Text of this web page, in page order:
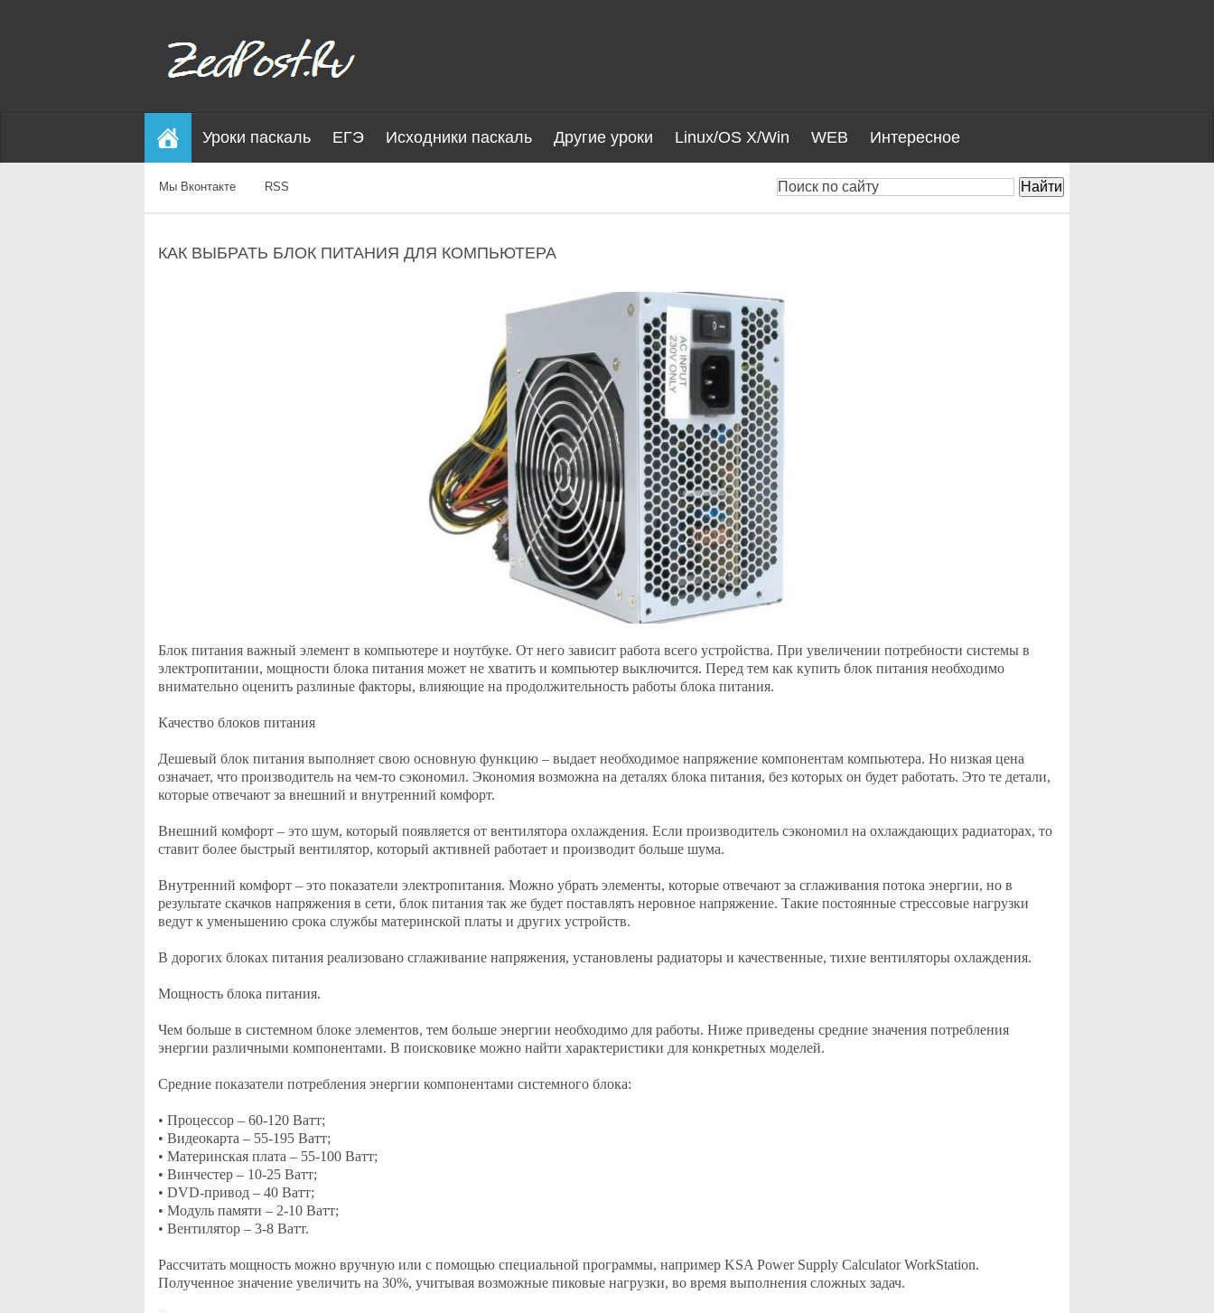
Уроки паскаль ЕГЭ Исходники паскаль Другие уроки Linux/OS X/Win WEB Интересное
Мы Вконтакте RSS
КАК ВЫБРАТЬ БЛОК ПИТАНИЯ ДЛЯ КОМПЬЮТЕРА
Блок питания важный элемент в компьютере и ноутбуке. От него зависит работа всего устройства. При увеличении потребности системы в
электропитании, мощности блока питания может не хватить и компьютер выключится. Перед тем как купить блок питания необходимо
внимательно оценить разлиные факторы, влияющие на продолжительность работы блока питания.
Качество блоков питания
Дешевый блок питания выполняет свою основную функцию – выдает необходимое напряжение компонентам компьютера. Но низкая цена
означает, что производитель на чем-то сэкономил. Экономия возможна на деталях блока питания, без которых он будет работать. Это те детали,
которые отвечают за внешний и внутренний комфорт.
Внешний комфорт – это шум, который появляется от вентилятора охлаждения. Если производитель сэкономил на охлаждающих радиаторах, то
ставит более быстрый вентилятор, который активней работает и производит больше шума.
Внутренний комфорт – это показатели электропитания. Можно убрать элементы, которые отвечают за сглаживания потока энергии, но в
результате скачков напряжения в сети, блок питания так же будет поставлять неровное напряжение. Такие постоянные стрессовые нагрузки
ведут к уменьшению срока службы материнской платы и других устройств.
В дорогих блоках питания реализовано сглаживание напряжения, установлены радиаторы и качественные, тихие вентиляторы охлаждения.
Мощность блока питания.
Чем больше в системном блоке элементов, тем больше энергии необходимо для работы. Ниже приведены средние значения потребления
энергии различными компонентами. В поисковике можно найти характеристики для конкретных моделей.
Средние показатели потребления энергии компонентами системного блока:
• Процессор – 60-120 Ватт;
• Видеокарта – 55-195 Ватт;
• Материнская плата – 55-100 Ватт;
• Винчестер – 10-25 Ватт;
• DVD-привод – 40 Ватт;
• Модуль памяти – 2-10 Ватт;
• Вентилятор – 3-8 Ватт.
Рассчитать мощность можно вручную или с помощью специальной программы, например KSA Power Supply Calculator WorkStation.
Полученное значение увеличить на 30%, учитывая возможные пиковые нагрузки, во время выполнения сложных задач.